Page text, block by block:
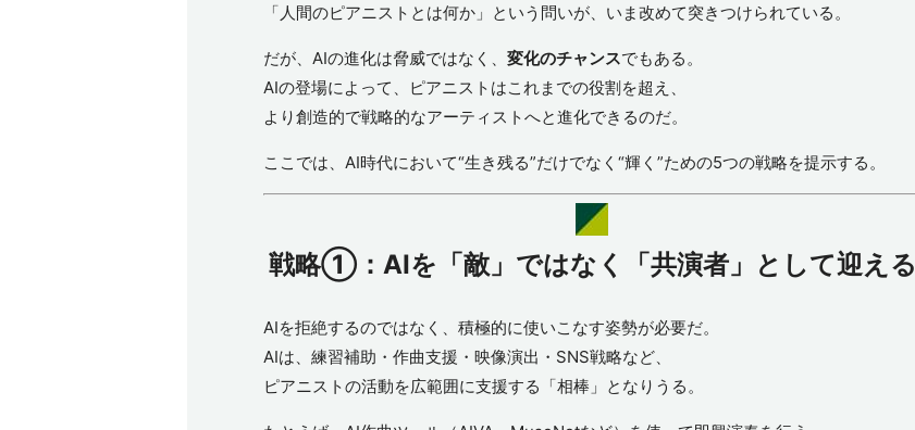
「人間のピアニストとは何か」という問いが、いま改めて突きつけられている。
だが、AIの進化は脅威ではなく、 変化のチャンスでもある。
AIの登場によって、ピアニストはこれまでの役割を超え、
より創造的で戦略的なアーティストへと進化できるのだ。
ここでは、AI時代において“生き残る”だけでなく“輝く”ための5つの戦略を提示する。
戦略①：AIを「敵」ではなく「共演者」として迎える
AIを拒絶するのではなく、積極的に使いこなす姿勢が必要だ。
AIは、練習補助・作曲支援・映像演出・SNS戦略など、
ピアニストの活動を広範囲に支援する「相棒」となりうる。